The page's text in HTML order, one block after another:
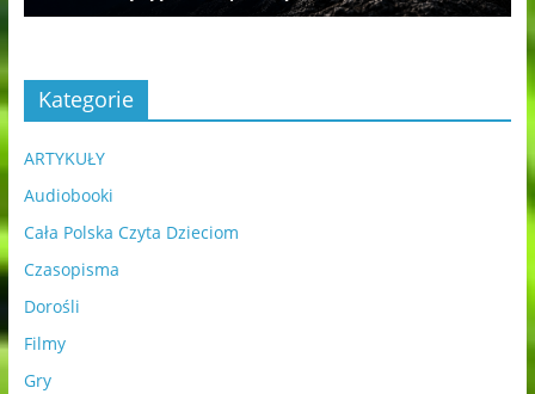
Kategorie
ARTYKUŁY
Audiobooki
Cała Polska Czyta Dzieciom
Czasopisma
Dorośli
Filmy
Gry